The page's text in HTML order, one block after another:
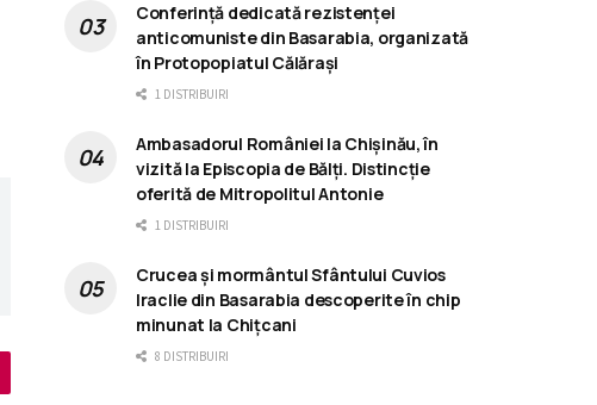
Conferință dedicată rezistenței
anticomuniste din Basarabia, organizată
în Protopopiatul Călărași
1 DISTRIBUIRI
Ambasadorul României la Chișinău, în
vizită la Episcopia de Bălți. Distincție
oferită de Mitropolitul Antonie
1 DISTRIBUIRI
Crucea și mormântul Sfântului Cuvios
Iraclie din Basarabia descoperite în chip
minunat la Chițcani
8 DISTRIBUIRI